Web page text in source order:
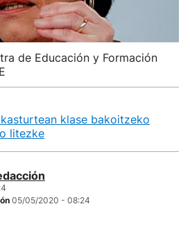
de Educación y Formación
klase bakoitzeko
litezke
05/05/2020 - 08:24